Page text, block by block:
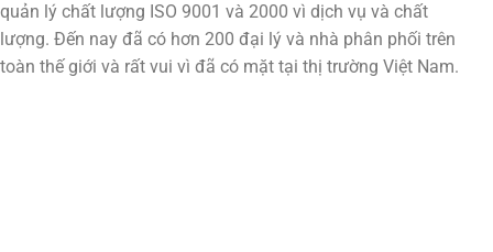
quản lý chất lượng ISO 9001 và 2000 vì dịch vụ và chất
lượng. Đến nay đã có hơn 200 đại lý và nhà phân phối trên
toàn thế giới và rất vui vì đã có mặt tại thị trường Việt Nam.